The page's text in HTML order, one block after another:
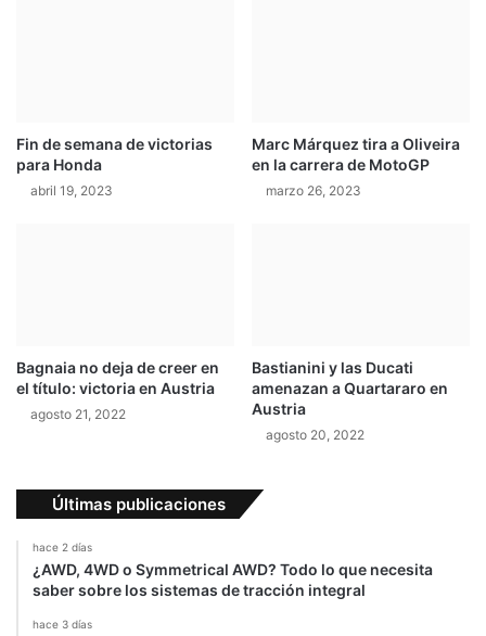
Fin de semana de victorias
para Honda
abril 19, 2023
Marc Márquez tira a Oliveira
en la carrera de MotoGP
marzo 26, 2023
Bagnaia no deja de creer en
el título: victoria en Austria
agosto 21, 2022
Bastianini y las Ducati
amenazan a Quartararo en
Austria
agosto 20, 2022
Últimas publicaciones
hace 2 días
¿AWD, 4WD o Symmetrical AWD? Todo lo que necesita
saber sobre los sistemas de tracción integral
hace 3 días